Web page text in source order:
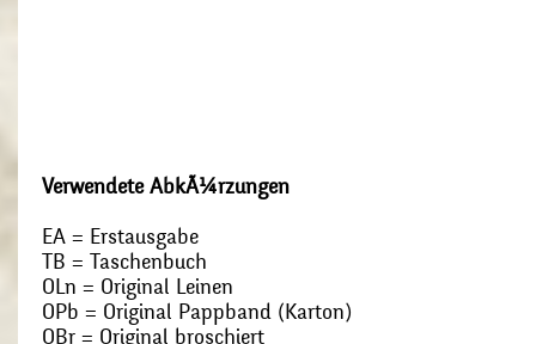
Verwendete AbkÃ¼rzungen
EA = Erstausgabe
TB = Taschenbuch
OLn = Original Leinen
OPb = Original Pappband (Karton)
OBr = Original broschiert